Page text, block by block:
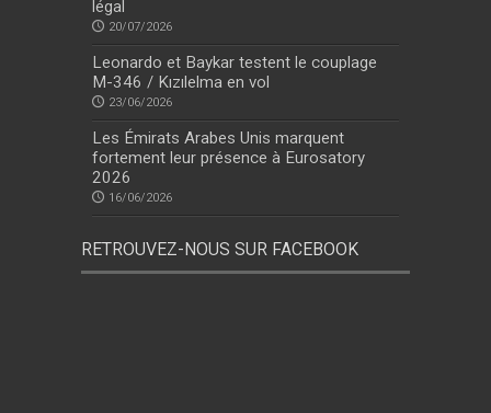
légal
20/07/2026
Leonardo et Baykar testent le couplage
M-346 / Kızılelma en vol
23/06/2026
Les Émirats Arabes Unis marquent
fortement leur présence à Eurosatory
2026
16/06/2026
RETROUVEZ-NOUS SUR FACEBOOK